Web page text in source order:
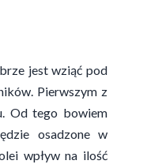
jest wziąć pod
Pierwszym z
Od tego bowiem
osadzone w
wpływ na ilość